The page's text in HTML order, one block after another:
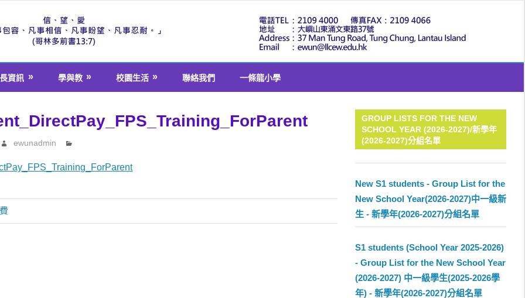
資訊 學與教 校園生活 聯絡我們 一條龍小學
ewunadmin
GROUP LISTS FOR THE NEW
SCHOOL YEAR (2026-2027)/新學年
(2026-2027)分組名單
New S1 students - Group List for the
New School Year(2026-2027)中一級新
生 - 新學年(2026-2027)分組名單
S1 students (School Year 2025-2026)
- Group List for the New School Year
(2026-2027) 中一級學生(2025-2026學
年) - 新學年(2026-2027)分組名單